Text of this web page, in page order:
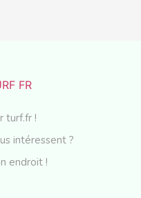
turf.fr !
intéressent ?
endroit !